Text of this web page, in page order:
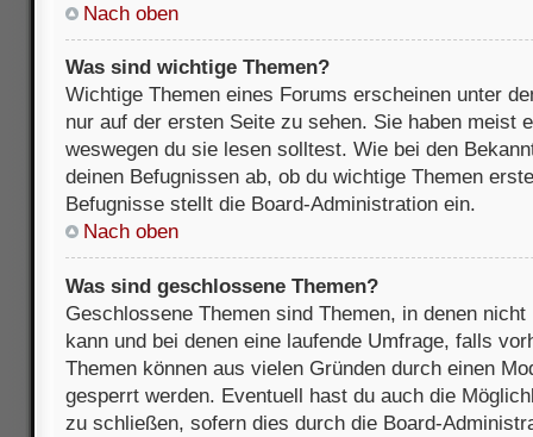
Nach oben
Was sind wichtige Themen?
Wichtige Themen eines Forums erscheinen unter
nur auf der ersten Seite zu sehen. Sie haben meist
weswegen du sie lesen solltest. Wie bei den
deinen Befugnissen ab, ob du wichtige Themen
Befugnisse stellt die Board-Administration ein.
Nach oben
Was sind geschlossene Themen?
Geschlossene Themen sind Themen, in denen
kann und bei denen eine laufende Umfrage, falls
Themen können aus vielen Gründen durch einen
gesperrt werden. Eventuell hast du auch die
zu schließen, sofern dies durch die Board-